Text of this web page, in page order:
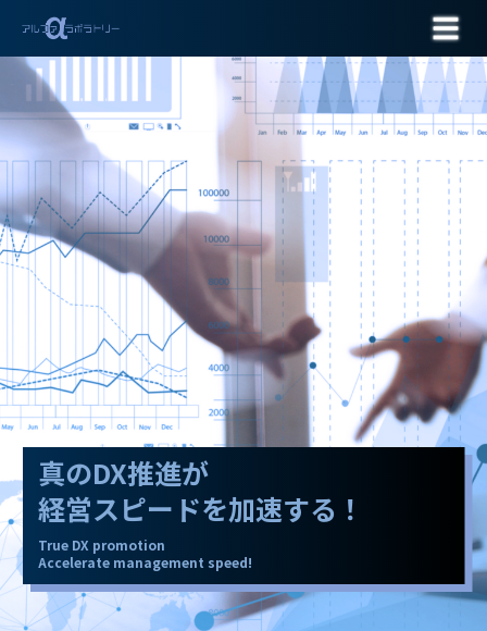
お問い合わせ
真のDX推進が
経営スピードを加速する！
True DX promotion
Accelerate management speed!